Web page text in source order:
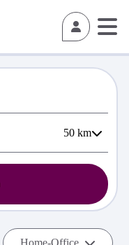
50 km
Home-Office